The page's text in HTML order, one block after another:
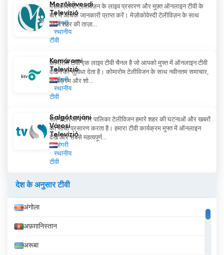
और सुलभ स्रोत प्रदान करता है।
SCHIE अब ऑनलाइन लाइव स्ट्रीमिंग देखें
Mezőkövesdi
Televízió
हंगरी
स्थानीय
टीवी
मेज़ोकोवेस्दी टेलीविज़न के लाइव प्रसारण और मुफ़्त ऑनलाइन टीवी के
बारे में अधिक जानकारी प्राप्त करें। मेज़ोकोवेस्दी टेलीविज़न के साथ
अपने शहर की ताज़ा...
Komáromi
Televízió
हंगरी
स्थानीय
टीवी
कोमारोम टीवी एक लाइव टीवी चैनल है जो आपको मुफ्त में ऑनलाइन टीवी
देखने की सुविधा देता है। कोमारोम टेलीविजन के साथ नवीनतम समाचार,
कार्यक्रम और शो...
Salgótarjáni
Városi
Televízió
हंगरी
स्थानीय
टीवी
साल्गोटारजान नगर पालिका टेलीविजन हमारे शहर की घटनाओं और खबरों
का सीधा प्रसारण करता है। हमारा टीवी कार्यक्रम मुफ्त में ऑनलाइन
देखें और सबसे महत्वपूर्ण...
देश के अनुसार टीवी
अंगोला
अफ़ग़ानिस्तान
अरूबा